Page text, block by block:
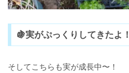
🍇実がぷっくりしてきたよ！
そしてこちらも実が成長中〜！